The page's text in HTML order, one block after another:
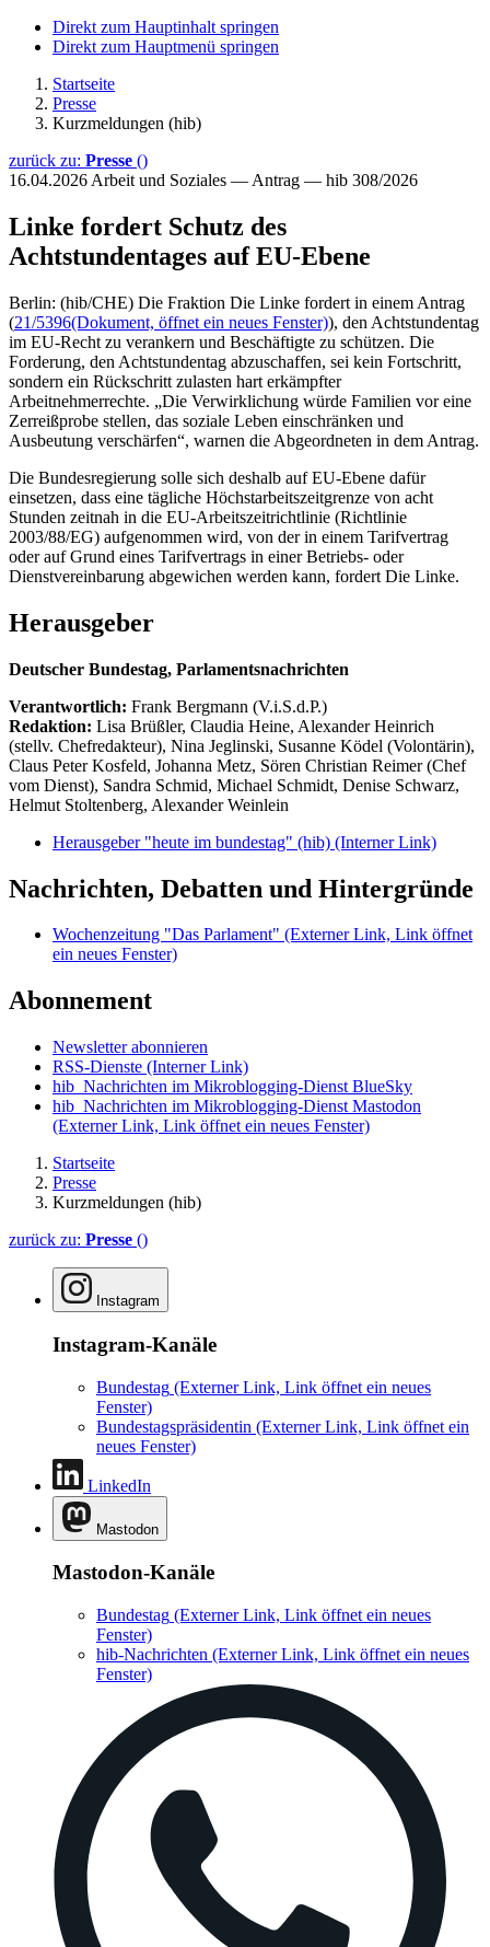
Direkt zum Hauptinhalt springen
Direkt zum Hauptmenü springen
Startseite
Presse
Kurzmeldungen (hib)
zurück zu: Presse ()
16.04.2026 Arbeit und Soziales — Antrag — hib 308/2026
Linke fordert Schutz des
Achtstundentages auf EU-Ebene
Berlin: (hib/CHE) Die Fraktion Die Linke fordert in einem Antrag
(21/5396(Dokument, öffnet ein neues Fenster)), den Achtstundentag
im EU-Recht zu verankern und Beschäftigte zu schützen. Die
Forderung, den Achtstundentag abzuschaffen, sei kein Fortschritt,
sondern ein Rückschritt zulasten hart erkämpfter
Arbeitnehmerrechte. „Die Verwirklichung würde Familien vor eine
Zerreißprobe stellen, das soziale Leben einschränken und
Ausbeutung verschärfen“, warnen die Abgeordneten in dem Antrag.
Die Bundesregierung solle sich deshalb auf EU-Ebene dafür
einsetzen, dass eine tägliche Höchstarbeitszeitgrenze von acht
Stunden zeitnah in die EU-Arbeitszeitrichtlinie (Richtlinie
2003/88/EG) aufgenommen wird, von der in einem Tarifvertrag
oder auf Grund eines Tarifvertrags in einer Betriebs- oder
Dienstvereinbarung abgewichen werden kann, fordert Die Linke.
Herausgeber
Deutscher Bundestag, Parlamentsnachrichten
Verantwortlich: Frank Bergmann (V.i.S.d.P.)
Redaktion: Lisa Brüßler, Claudia Heine, Alexander Heinrich
(stellv. Chefredakteur), Nina Jeglinski, Susanne Ködel (Volontärin),
Claus Peter Kosfeld, Johanna Metz, Sören Christian Reimer (Chef
vom Dienst), Sandra Schmid, Michael Schmidt, Denise Schwarz,
Helmut Stoltenberg, Alexander Weinlein
Herausgeber "heute im bundestag" (hib) (Interner Link)
Nachrichten, Debatten und Hintergründe
Wochenzeitung "Das Parlament" (Externer Link, Link öffnet
ein neues Fenster)
Abonnement
Newsletter abonnieren
RSS-Dienste (Interner Link)
hib_Nachrichten im Mikroblogging-Dienst BlueSky
hib_Nachrichten im Mikroblogging-Dienst Mastodon
(Externer Link, Link öffnet ein neues Fenster)
Startseite
Presse
Kurzmeldungen (hib)
zurück zu: Presse ()
Instagram
Instagram-Kanäle
Bundestag (Externer Link, Link öffnet ein neues
Fenster)
Bundestagspräsidentin (Externer Link, Link öffnet ein
neues Fenster)
LinkedIn
Mastodon
Mastodon-Kanäle
Bundestag (Externer Link, Link öffnet ein neues
Fenster)
hib-Nachrichten (Externer Link, Link öffnet ein neues
Fenster)